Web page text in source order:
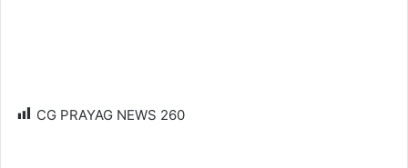
CG PRAYAG NEWS 260